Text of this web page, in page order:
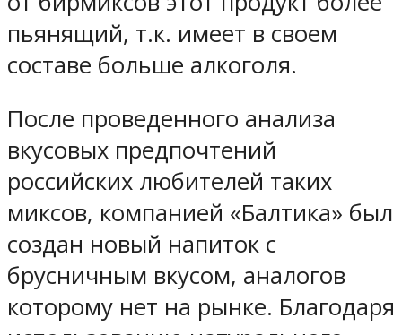
пьянящий, т.к. имеет в своем
составе больше алкоголя.
После проведенного анализа
вкусовых предпочтений
российских любителей таких
миксов, компанией «Балтика» был
создан новый напиток с
брусничным вкусом, аналогов
которому нет на рынке. Благодаря